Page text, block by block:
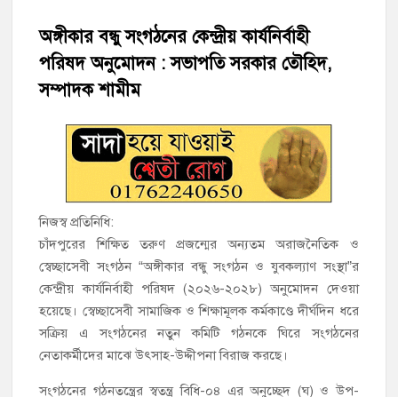
অভিভাবক সমাবেশ
হাজীগঞ্জে অস্বাস্থ্যকর পরিবেশে খাবার প্রস্তুত: ২ হোটেলকে ৪৫ হাজার
টাকা জরিমানা
হাজীগঞ্জে ৬ বছরের শিশুকে ধর্ষণের অভিযোগে কেয়ারটেকার আটক
হাজীগঞ্জের রাজারগাঁও উবিতে জুলাই গণঅভ্যুত্থান দিবস পালন
হাজীগঞ্জ সরকারি মডেল পাইলট হাই স্কুল অ্যান্ড কলেজে ‘জুলাই
গণঅভ্যুত্থান দিবস’ পালিত
‘জনগণের ভোটে নির্বাচিত হয়ে ফরিদগঞ্জের উন্নয়নে কাজ করছি’ :
আলহাজ্ব এমএ হান্নান এমপি
নৌ পুলিশ ফাঁড়ির নাকের ডগায় কারেন্ট জালের দাপট, মতলবে প্রকাশ্যে
নিষিদ্ধ জাল মেরামত ও মাছ শিকার
অঙ্গীকার বন্ধু সংগঠনের কেন্দ্রীয় কার্যনির্বাহী
পরিষদ অনুমোদন : সভাপতি সরকার তৌহিদ,
সম্পাদক শামীম
নিজস্ব প্রতিনিধি:
চাঁদপুরের শিক্ষিত তরুণ প্রজন্মের অন্যতম অরাজনৈতিক ও
স্বেচ্ছাসেবী সংগঠন “অঙ্গীকার বন্ধু সংগঠন ও যুবকল্যাণ সংস্থা”র
কেন্দ্রীয় কার্যনির্বাহী পরিষদ (২০২৬-২০২৮) অনুমোদন দেওয়া
হয়েছে। স্বেচ্ছাসেবী সামাজিক ও শিক্ষামূলক কর্মকাণ্ডে দীর্ঘদিন ধরে
সক্রিয় এ সংগঠনের নতুন কমিটি গঠনকে ঘিরে সংগঠনের
নেতাকর্মীদের মাঝে উৎসাহ-উদ্দীপনা বিরাজ করছে।
সংগঠনের গঠনতন্ত্রের স্বতন্ত্র বিধি-০৪ এর অনুচ্ছেদ (ঘ) ও উপ-